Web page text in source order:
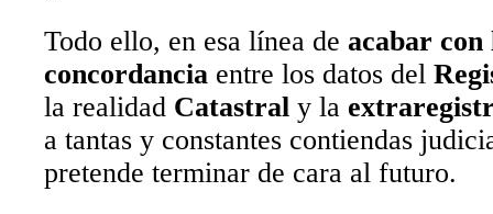
Todo ello, en esa línea de acabar
concordancia entre los datos del
la realidad Catastral y la
a tantas y constantes contiendas
pretende terminar de cara al futuro.